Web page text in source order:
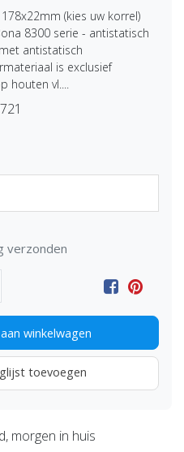
(kies uw korrel)
8300 serie - antistatisch
antistatisch
is exclusief
vl....
verzonden
winkelwagen
toevoegen
morgen in huis